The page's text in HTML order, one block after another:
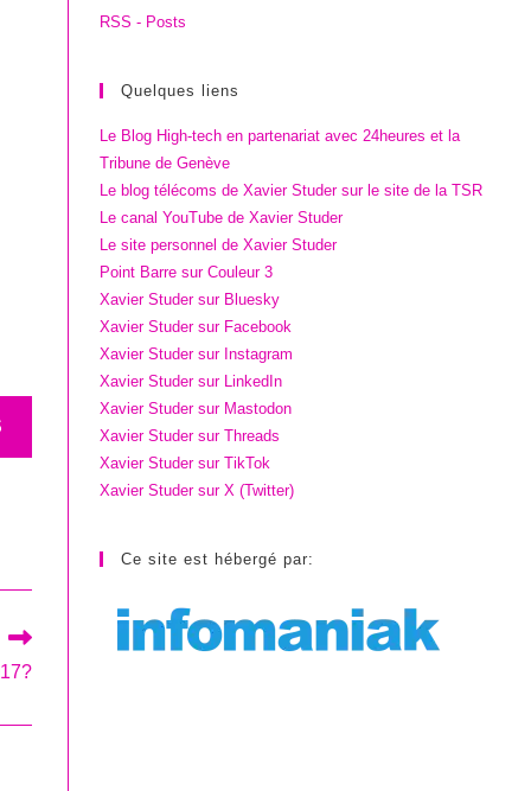
RSS - Posts
Quelques liens
Le Blog High-tech en partenariat avec 24heures et la
Tribune de Genève
Le blog télécoms de Xavier Studer sur le site de la TSR
Le canal YouTube de Xavier Studer
Le site personnel de Xavier Studer
Point Barre sur Couleur 3
Xavier Studer sur Bluesky
Xavier Studer sur Facebook
Xavier Studer sur Instagram
Xavier Studer sur LinkedIn
Xavier Studer sur Mastodon
Xavier Studer sur Threads
Xavier Studer sur TikTok
Xavier Studer sur X (Twitter)
Ce site est hébergé par: